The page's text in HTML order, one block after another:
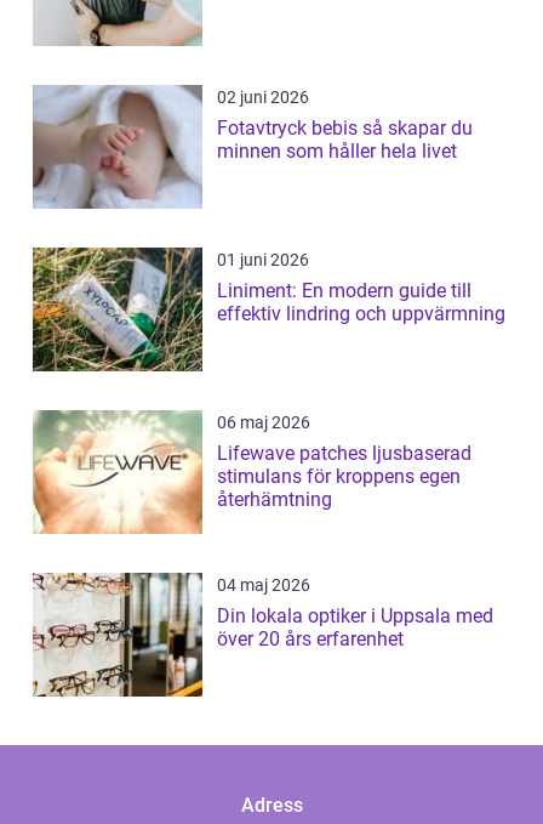
02 juni 2026
Fotavtryck bebis så skapar du
minnen som håller hela livet
01 juni 2026
Liniment: En modern guide till
effektiv lindring och uppvärmning
06 maj 2026
Lifewave patches ljusbaserad
stimulans för kroppens egen
återhämtning
04 maj 2026
Din lokala optiker i Uppsala med
över 20 års erfarenhet
Adress